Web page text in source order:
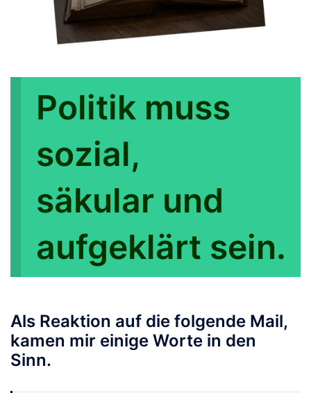
Politik muss
sozial,
säkular und
aufgeklärt sein.
Als Reaktion auf die folgende Mail,
kamen mir einige Worte in den
Sinn.